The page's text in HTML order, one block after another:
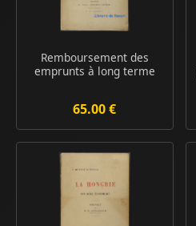
Remboursement des
emprunts à long terme
65.00 €